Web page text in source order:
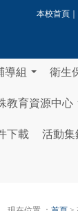
本校首頁｜
導組 衛生
教育資源中心
下載 活動集